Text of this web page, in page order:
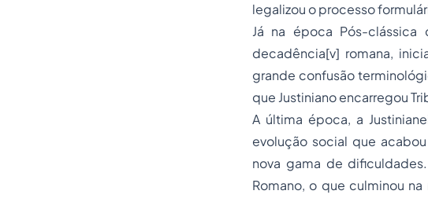
legalizou oprocesso
Já na época Pós-
decadência[v] romana,
grande confusão
que Justiniano encarregou
A última época, a
evolução social que
nova gama de
Romano, o que culminou